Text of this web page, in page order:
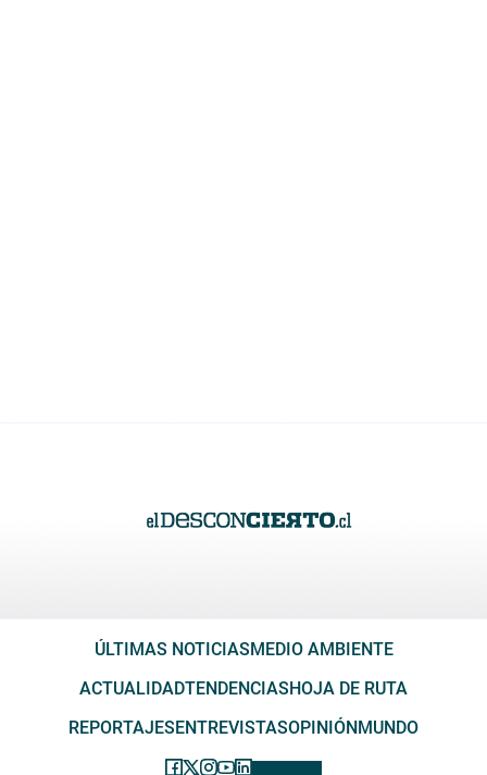
ÚLTIMAS NOTICIASMEDIO AMBIENTE
ACTUALIDADTENDENCIASHOJA DE RUTA
REPORTAJESENTREVISTASOPINIÓNMUNDO